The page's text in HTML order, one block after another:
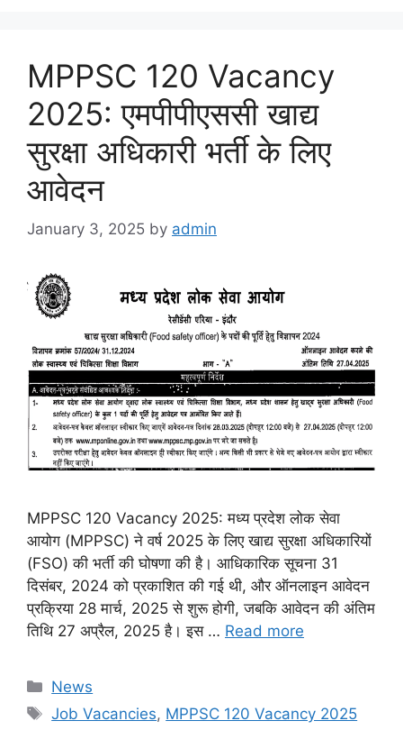
MPPSC 120 Vacancy
2025: एमपीपीएससी खाद्य
सुरक्षा अधिकारी भर्ती के लिए
आवेदन
January 3, 2025 by admin
MPPSC 120 Vacancy 2025: मध्य प्रदेश लोक सेवा
आयोग (MPPSC) ने वर्ष 2025 के लिए खाद्य सुरक्षा अधिकारियों
(FSO) की भर्ती की घोषणा की है। आधिकारिक सूचना 31
दिसंबर, 2024 को प्रकाशित की गई थी, और ऑनलाइन आवेदन
प्रक्रिया 28 मार्च, 2025 से शुरू होगी, जबकि आवेदन की अंतिम
तिथि 27 अप्रैल, 2025 है। इस … Read more
Categories
News
Tags
Job Vacancies, MPPSC 120 Vacancy 2025